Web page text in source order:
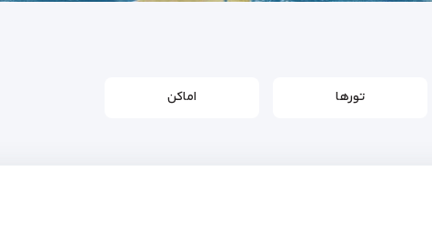
تورها اماکن